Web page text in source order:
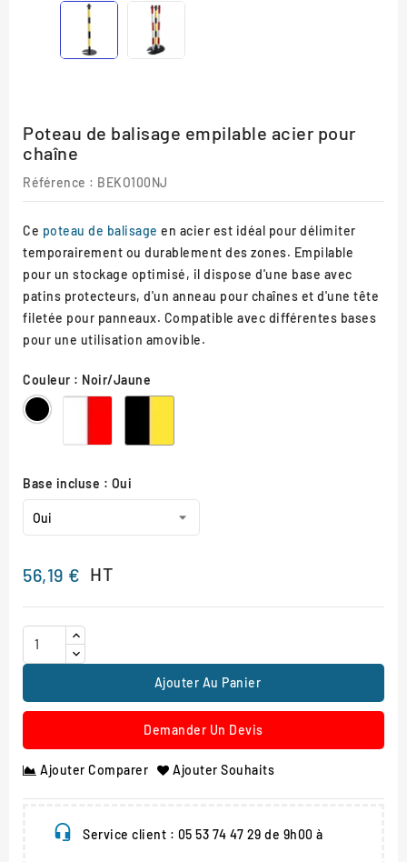
Poteau de balisage empilable acier pour
chaîne
Référence : BEKO100NJ
Ce poteau de balisage en acier est idéal pour délimiter
temporairement ou durablement des zones. Empilable
pour un stockage optimisé, il dispose d'une base avec
patins protecteurs, d'un anneau pour chaînes et d'une tête
filetée pour panneaux. Compatible avec différentes bases
pour une utilisation amovible.
Couleur : Noir/Jaune
Noir
Rouge/BlancNoir/Jaune
Base incluse : Oui
56,19 € HT
Ajouter Au Panier
Demander Un Devis
Ajouter Comparer Ajouter Souhaits
Service client : 05 53 74 47 29 de 9h00 à